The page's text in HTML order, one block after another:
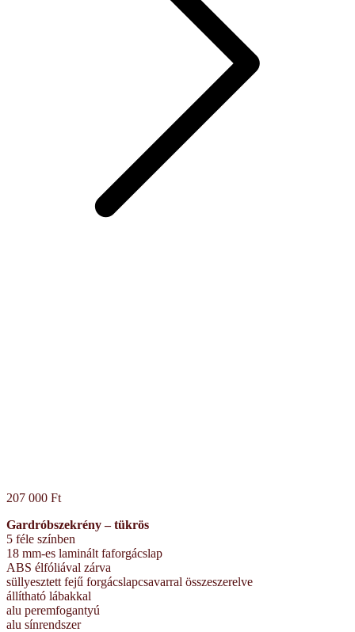
207 000 Ft
Gardróbszekrény – tükrös
5 féle színben
18 mm-es laminált faforgácslap
ABS élfóliával zárva
süllyesztett fejű forgácslapcsavarral összeszerelve
állítható lábakkal
alu peremfogantyú
alu sínrendszer